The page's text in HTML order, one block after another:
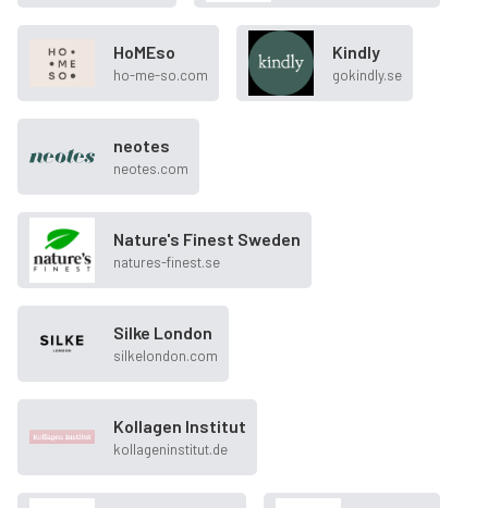
HoMEso
ho-me-so.com
Kindly
gokindly.se
neotes
neotes.com
Nature's Finest Sweden
natures-finest.se
Silke London
silkelondon.com
Kollagen Institut
kollageninstitut.de